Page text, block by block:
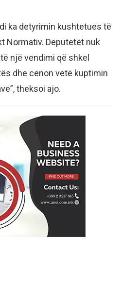
ka detyrimin kushtetues të
Normativ. Deputetët nuk
një vendimi që shkel
dhe cenon vetë kuptimin
theksoi ajo.